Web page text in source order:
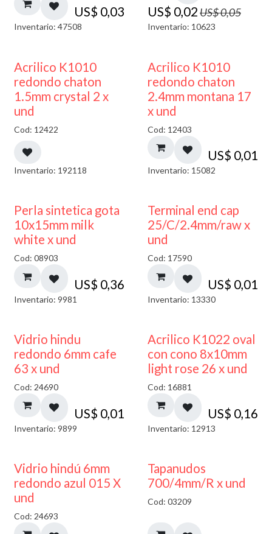
US$ 0,03
Inventario: 47508
US$ 0,02US$0,05
Inventario: 10623
50% DESCUENTO
Acrilico K1010
redondo chaton
1.5mm crystal 2 x
und
Cod: 12422
Inventario: 192118
50% DESCUENTO
Acrilico K1010
redondo chaton
2.4mm montana 17
x und
Cod: 12403
US$ 0,01
Inventario: 15082
Perla sintetica gota
10x15mm milk
white x und
Cod: 08903
US$ 0,36
Inventario: 9981
Terminal end cap
25/C/2.4mm/raw x
und
Cod: 17590
US$ 0,01
Inventario: 13330
40% DESCUENTO
Vidrio hindu
redondo 6mm cafe
63 x und
Cod: 24690
US$ 0,01
Inventario: 9899
Acrilico K1022 oval
con cono 8x10mm
light rose 26 x und
Cod: 16881
US$ 0,16
Inventario: 12913
40% DESCUENTO
Vidrio hindú 6mm
redondo azul 015 X
und
Cod: 24693
Tapanudos
700/4mm/R x und
Cod: 03209